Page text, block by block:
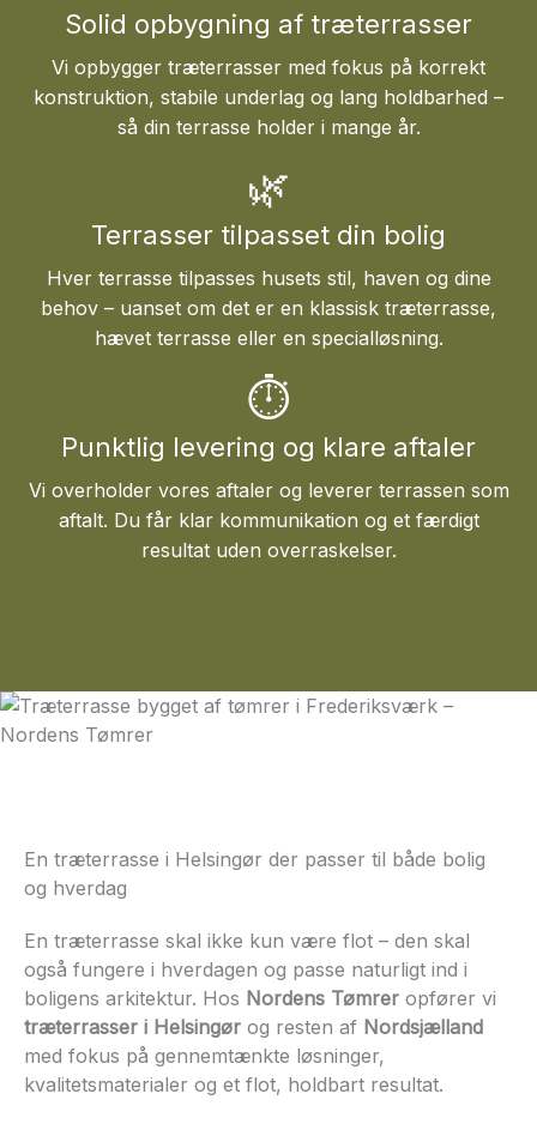
Solid opbygning af træterrasser
Vi opbygger træterrasser med fokus på korrekt
konstruktion, stabile underlag og lang holdbarhed –
så din terrasse holder i mange år.
🌿
Terrasser tilpasset din bolig
Hver terrasse tilpasses husets stil, haven og dine
behov – uanset om det er en klassisk træterrasse,
hævet terrasse eller en specialløsning.
⏱
Punktlig levering og klare aftaler
Vi overholder vores aftaler og leverer terrassen som
aftalt. Du får klar kommunikation og et færdigt
resultat uden overraskelser.
En træterrasse i Helsingør der passer til både bolig
og hverdag
En træterrasse skal ikke kun være flot – den skal
også fungere i hverdagen og passe naturligt ind i
boligens arkitektur. Hos Nordens Tømrer opfører vi
træterrasser i Helsingør og resten af Nordsjælland
med fokus på gennemtænkte løsninger,
kvalitetsmaterialer og et flot, holdbart resultat.